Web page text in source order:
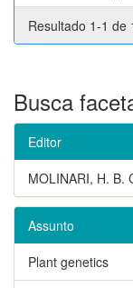
Resultado 1-1 de
Busca
Editor
MOLINARI, H. B.
Assunto
Plant genetics